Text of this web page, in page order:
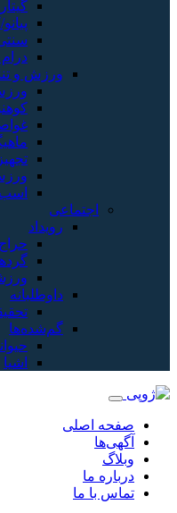
ورزش و
اجتماعی
رویداد
حراج
داوطلبانه
گم‌شده‌ها
اشیا
صفحه اصلی
آگهی‌ها
وبلاگ
درباره ما
تماس با ما